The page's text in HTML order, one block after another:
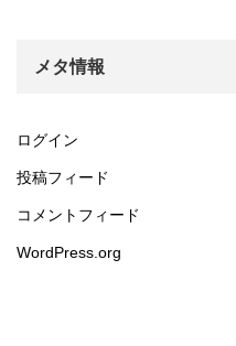
メタ情報
ログイン
投稿フィード
コメントフィード
WordPress.org